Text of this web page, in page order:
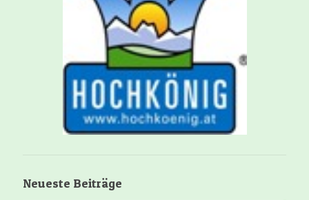
Neueste Beiträge